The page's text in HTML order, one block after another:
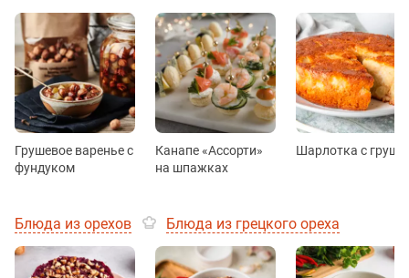
Грушевое варенье с
фундуком
Канапе «Ассорти»
на шпажках
Шарлотка с
Блюда из орехов Блюда из грецкого ореха